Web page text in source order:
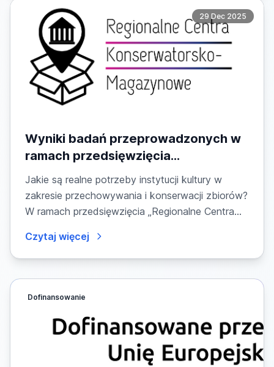
29 Dec 2025
Wyniki badań przeprowadzonych w
ramach przedsięwzięcia
dofinansowanego ze środków KPO,
Inwestycja A2.5.1. pt. Regionalne
Centra Konserwatorsko-
instytucji kultury
Jakie są realne potrzeby instytucji kultury w
zakresie przechowywania i konserwacji zbiorów?
W ramach przedsięwzięcia „Regionalne Centra...
Czytaj więcej
Dofinansowanie